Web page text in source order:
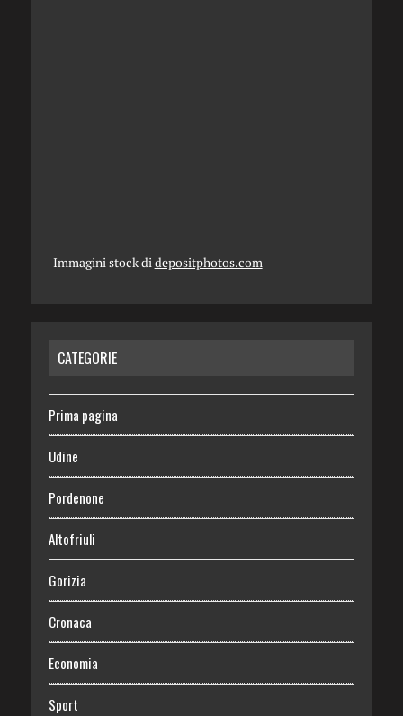
Immagini stock di depositphotos.com
CATEGORIE
Prima pagina
Udine
Pordenone
Altofriuli
Gorizia
Cronaca
Economia
Sport